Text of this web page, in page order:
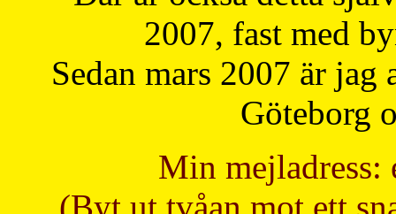
2007, fast med
Sedan mars 2007 är
Göteborg
Min mejladress: